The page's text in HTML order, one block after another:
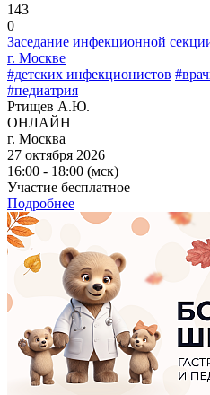
143
0
Заседание инфекционной
г. Москве
#детских инфекционистов
#педиатрия
Ртищев А.Ю.
ОНЛАЙН
г. Москва
27 октября 2026
16:00 - 18:00 (мск)
Участие бесплатное
Подробнее